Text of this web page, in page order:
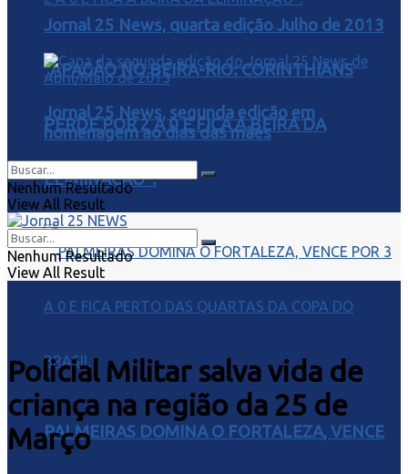
“APAGÃO NO BEIRA-RIO: CORINTHIANS
PERDE POR 2 A 0 E FICA À BEIRA DA
ELIMINAÇÃO”.
PALMEIRAS DOMINA O FORTALEZA, VENCE
Jornal 25 News, quarta edição Julho de 2013
Jornal 25 News, segunda edição em
homenagem ao dias das mães
Nenhum Resultado
View All Result
Nenhum Resultado
View All Result
Policial Militar salva vida de
criança na região da 25 de
Março